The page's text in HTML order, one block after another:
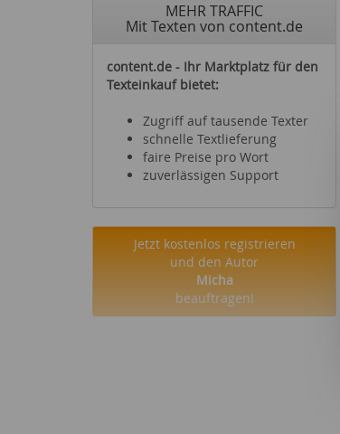
MEHR TRAFFIC
Mit Texten von content.de
content.de - Ihr Marktplatz für den
Texteinkauf bietet:
Zugriff auf tausende Texter
schnelle Textlieferung
faire Preise pro Wort
zuverlässigen Support
Jetzt kostenlos registrieren
und den Autor
Micha
beauftragen!